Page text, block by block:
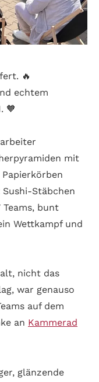
🔥
echtem
🧡
mit
Stäbchen
bunt
Wettkampf und
nicht das
war genauso
auf dem
an Kammerad
glänzende